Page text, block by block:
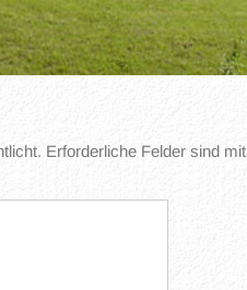
Erforderliche Felder sind mit